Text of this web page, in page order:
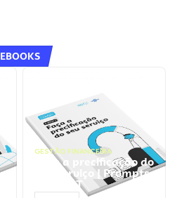
EBOOKS
GESTÃO FINANCEIRA
Faça a precificação do
seu serviço | Prompts
ChatGPT